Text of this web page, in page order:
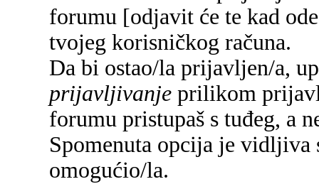
forumu [odjavit će te kad
tvojeg korisničkog računa.
Da bi ostao/la prijavljen/a,
prijavljivanje prilikom
forumu pristupaš s tuđeg, a
Spomenuta opcija je
omogućio/la.